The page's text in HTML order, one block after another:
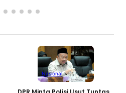
Nasional